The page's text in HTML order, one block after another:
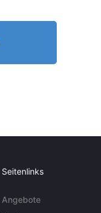
Seitenlinks
Angebote